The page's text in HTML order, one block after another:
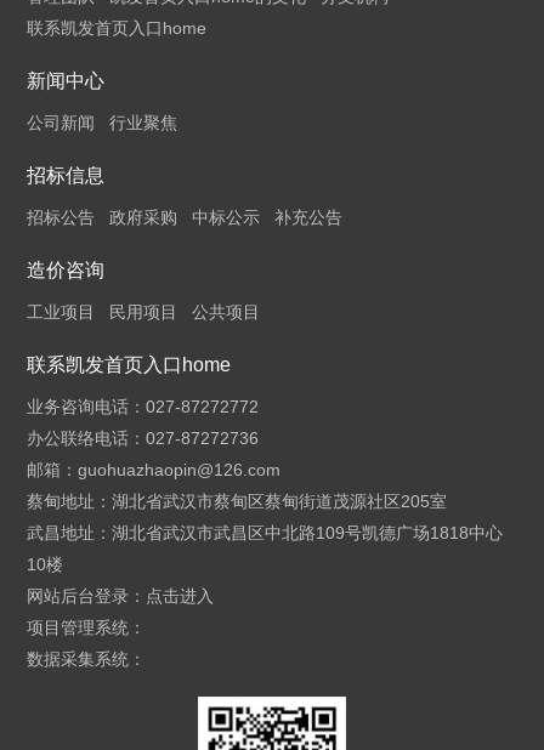
联系凯发首页入口home
新闻中心
公司新闻 行业聚焦
招标信息
招标公告 政府采购 中标公示 补充公告
造价咨询
工业项目 民用项目 公共项目
联系凯发首页入口home
业务咨询电话：027-87272772
办公联络电话：027-87272736
邮箱：guohuazhaopin@126.com
蔡甸地址：湖北省武汉市蔡甸区蔡甸街道茂源社区205室
武昌地址：湖北省武汉市武昌区中北路109号凯德广场1818中心
10楼
网站后台登录： 点击进入
项目管理系统：
数据采集系统：